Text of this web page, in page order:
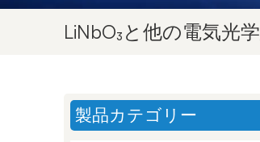
LiNbO₃と他の電気光
製品カテゴリー